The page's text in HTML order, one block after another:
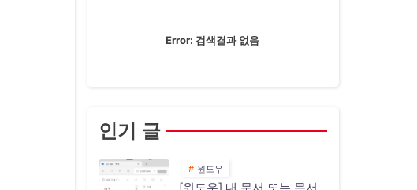
Error: 검색결과 없음
인기 글
윈도우